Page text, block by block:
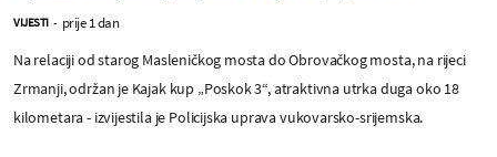
VIJESTI - prije 1 dan
Na relaciji od starog Masleničkog mosta do Obrovačkog mosta, na rijeci
Zrmanji, održan je Kajak kup „Poskok 3“, atraktivna utrka duga oko 18
kilometara - izvijestila je Policijska uprava vukovarsko-srijemska.